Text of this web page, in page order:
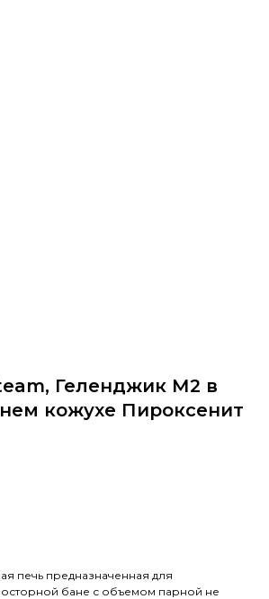
Геленджик М2 в
кожухе Пироксенит
печь предназначенная для
бане с объемом парной не